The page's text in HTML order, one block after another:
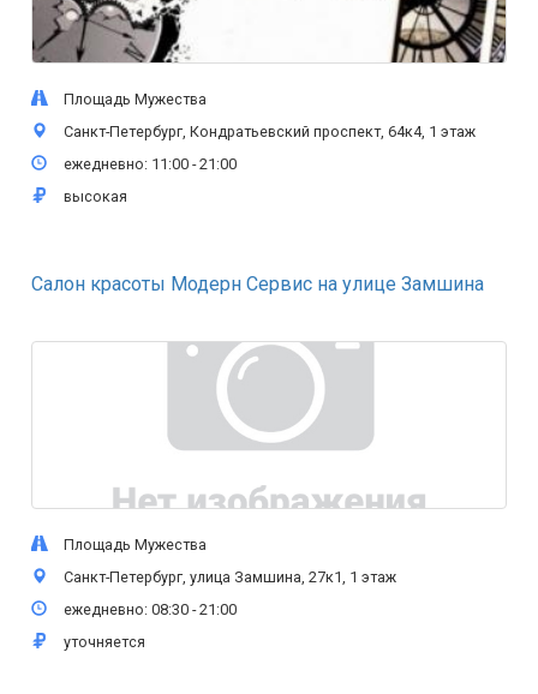
Площадь Мужества
Санкт-Петербург, Кондратьевский проспект, 64к4, 1 этаж
ежедневно: 11:00 - 21:00
высокая
Салон красоты Модерн Сервис на улице Замшина
Площадь Мужества
Санкт-Петербург, улица Замшина, 27к1, 1 этаж
ежедневно: 08:30 - 21:00
уточняется